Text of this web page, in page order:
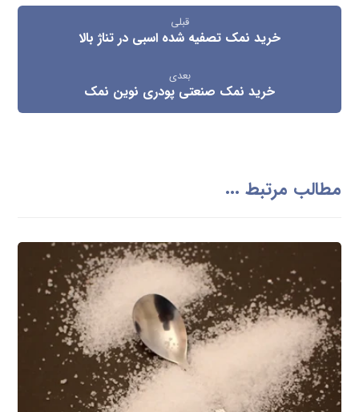
قبلی
خرید نمک تصفیه شده اسبی در تناژ بالا
بعدی
خرید نمک صنعتی پودری نوین نمک
مطالب مرتبط ...